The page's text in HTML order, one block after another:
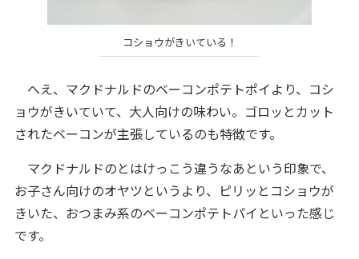
コショウがきいている！
へえ、マクドナルドのベーコンポテトポイより、コシ
ョウがきいていて、大人向けの味わい。ゴロッとカット
されたベーコンが主張しているのも特徴です。
マクドナルドのとはけっこう違うなあという印象で、
お子さん向けのオヤツというより、ピリッとコショウが
きいた、おつまみ系のベーコンポテトパイといった感じ
です。